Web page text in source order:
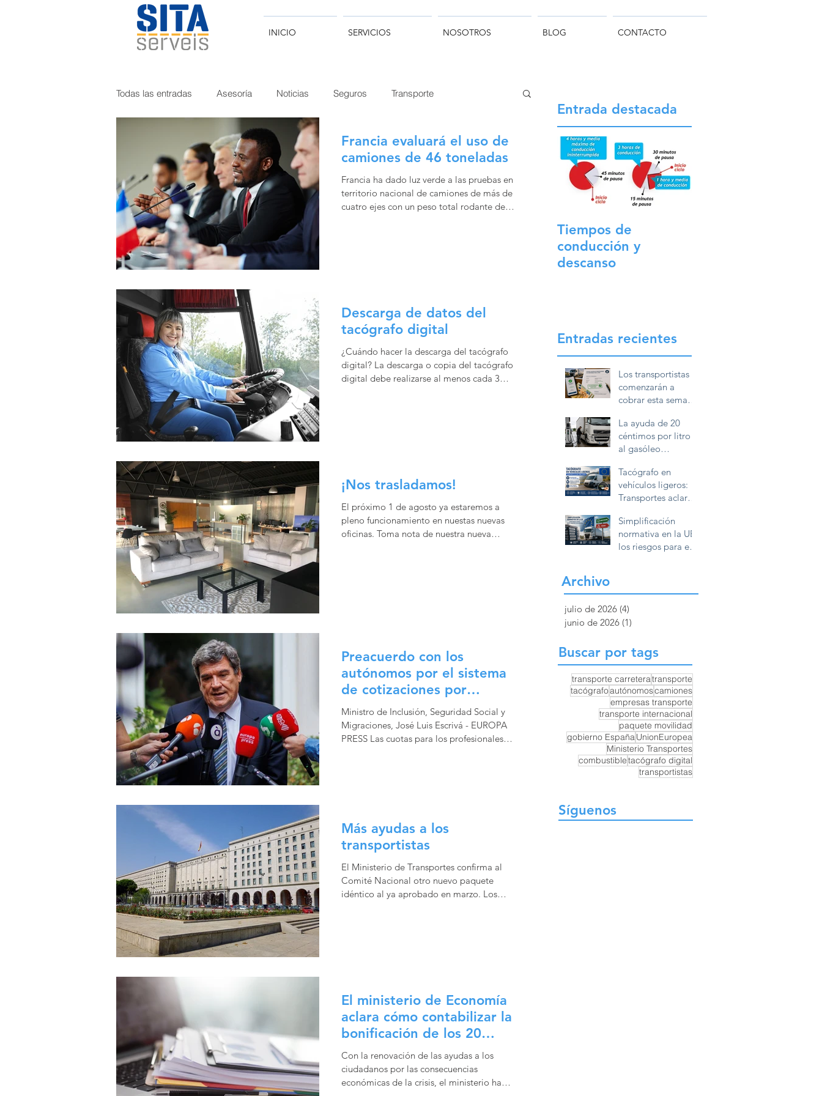
INICIO SERVICIOS NOSOTROS BLOG CONTACTO
Todas las entradas Asesoría Noticias Seguros Transporte
Curiosidades Tacógrafo
Francia evaluará el uso de
camiones de 46 toneladas
Francia ha dado luz verde a las pruebas en
territorio nacional de camiones de más de
cuatro ejes con un peso total rodante de
Descarga de datos del
tacógrafo digital
¿Cuándo hacer la descarga del tacógrafo
digital? La descarga o copia del tacógrafo
digital debe realizarse al menos cada 3
¡Nos trasladamos!
El próximo 1 de agosto ya estaremos a
pleno funcionamiento en nuestas nuevas
oficinas. Toma nota de nuestra nueva
Preacuerdo con los
autónomos por el sistema
de cotizaciones por
ingresos reales
Ministro de Inclusión, Seguridad Social y
Migraciones, José Luis Escrivá - EUROPA
PRESS Las cuotas para los profesionales
Más ayudas a los
transportistas
El Ministerio de Transportes confirma al
Comité Nacional otro nuevo paquete
idéntico al ya aprobado en marzo. Los
El ministerio de Economía
aclara cómo contabilizar la
bonificación de los 20
céntimos
Con la renovación de las ayudas a los
ciudadanos por las consecuencias
económicas de la crisis, el ministerio ha
Entrada destacada
Tiempos de
conducción y
descanso
Entradas recientes
Los transportistas
comenzarán a
cobrar esta semana
céntimos por litro
de gasóleo
profesional
La ayuda de 20
céntimos por litro
al gasóleo
conservar la
documentación
durante diez años
Tacógrafo en
vehículos ligeros:
Transportes aclara
utilizarlo las
furgonetas en
Europa
Simplificación
normativa en la UE:
los riesgos para el
Europa
Archivo
julio de 2026 (4)
junio de 2026 (1)
Buscar por tags
transporte carreteratransporte
tacógrafoautónomoscamiones
empresas transporte
transporte internacional
paquete movilidad
gobierno EspañaUnionEuropea
Ministerio Transportes
combustibletacógrafo digital
transportistas
Síguenos